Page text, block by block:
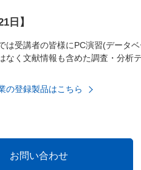
日】
は受講者の皆様にPC演習(データ
なく文献情報も含めた調査・分析
の登録製品はこちら